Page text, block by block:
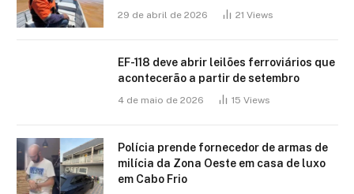
29 de abril de 2026 21 Views
EF-118 deve abrir leilões ferroviários que
acontecerão a partir de setembro
4 de maio de 2026 15 Views
Polícia prende fornecedor de armas de
milícia da Zona Oeste em casa de luxo
em Cabo Frio